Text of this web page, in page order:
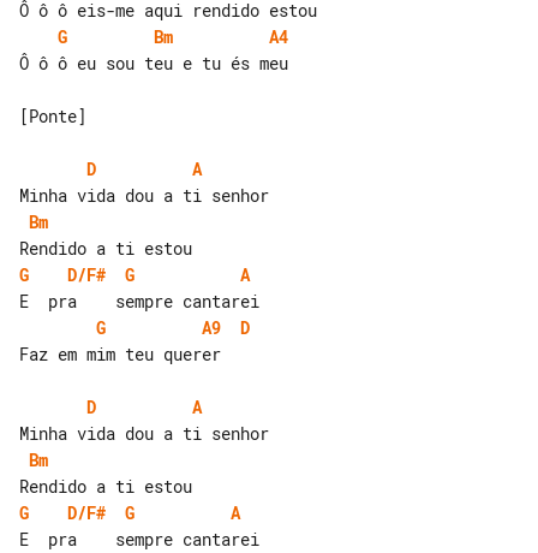
G
Bm
A4
Ô ô ô eu sou teu e tu és meu
[Ponte]
D
A
Bm
G
D/F# G
A
G
A9
D
Faz em mim teu querer
D
A
Bm
G
D/F# G
A